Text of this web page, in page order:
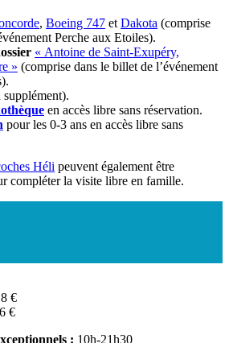
, Boeing 747 et Dakota (comprise
Perche aux Etoiles).
« Antoine de Saint-Exupéry,
» (comprise dans le billet de l’événement
supplément).
en accès libre sans réservation.
pour les 0-3 ans en accès libre sans
Héli peuvent également être
compléter la visite libre en famille.
8 €
6 €
: 10h-21h30